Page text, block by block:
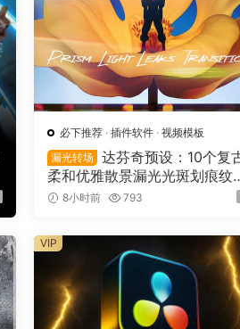
必下推荐 ·插件软件 ·视频模板
漏光转场
达芬奇预设：10个复
柔和优雅散景漏光光斑划痕纹
叠加4K无缝转场过渡（16137
8小时前 793
VIP